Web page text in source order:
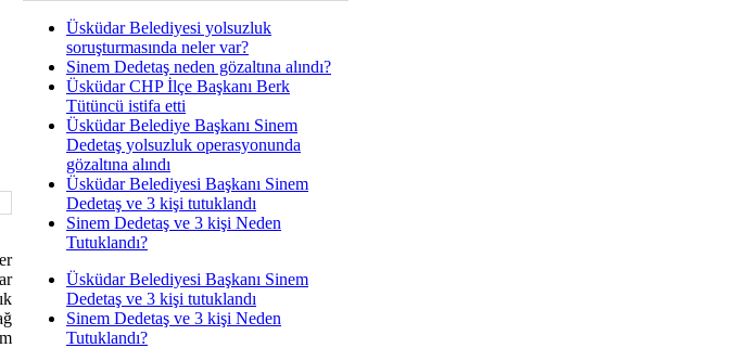
Üsküdar Belediyesi yolsuzluk
soruşturmasında neler var?
Sinem Dedetaş neden gözaltına alındı?
Üsküdar CHP İlçe Başkanı Berk
Tütüncü istifa etti
Üsküdar Belediye Başkanı Sinem
Dedetaş yolsuzluk operasyonunda
gözaltına alındı
Üsküdar Belediyesi Başkanı Sinem
Dedetaş ve 3 kişi tutuklandı
Sinem Dedetaş ve 3 kişi Neden
Tutuklandı?
Üsküdar Belediyesi Başkanı Sinem
Dedetaş ve 3 kişi tutuklandı
Sinem Dedetaş ve 3 kişi Neden
Tutuklandı?